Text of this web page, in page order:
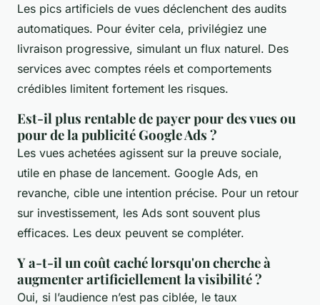
Les pics artificiels de vues déclenchent des audits
automatiques. Pour éviter cela, privilégiez une
livraison progressive, simulant un flux naturel. Des
services avec comptes réels et comportements
crédibles limitent fortement les risques.
Est-il plus rentable de payer pour des vues ou
pour de la publicité Google Ads ?
Les vues achetées agissent sur la preuve sociale,
utile en phase de lancement. Google Ads, en
revanche, cible une intention précise. Pour un retour
sur investissement, les Ads sont souvent plus
efficaces. Les deux peuvent se compléter.
Y a-t-il un coût caché lorsqu'on cherche à
augmenter artificiellement la visibilité ?
Oui, si l’audience n’est pas ciblée, le taux